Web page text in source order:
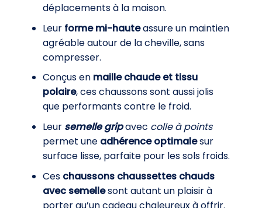
déplacements à la maison.
Leur forme mi-hauteassure un maintien
agréable autour de la cheville, sans
compresser.
Conçus en maille chaude et tissu
polaire, ces chaussons sont aussi jolis
que performants contre le froid.
Leur semelle gripavec colle à points
permet une adhérence optimalesur
surface lisse, parfaite pour les sols froids.
Ces chaussons chaussettes chauds
avec semellesont autant un plaisir à
porter qu’un cadeau chaleureux à offrir.